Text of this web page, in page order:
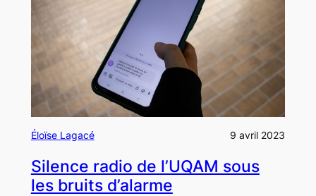
Éloïse Lagacé 9 avril 2023
Silence radio de l’UQAM sous
les bruits d’alarme